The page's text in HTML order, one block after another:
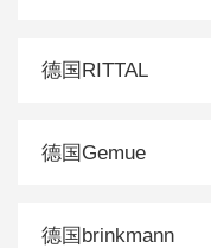
德国RITTAL
德国Gemue
德国brinkmann